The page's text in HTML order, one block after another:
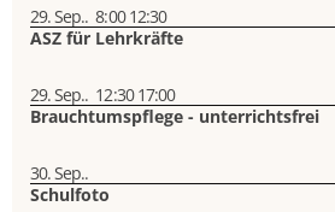
29. Sep.. 8:0012:30
ASZ für Lehrkräfte
29. Sep.. 12:3017:00
Brauchtumspflege - unterrichtsfrei
30. Sep..
Schulfoto